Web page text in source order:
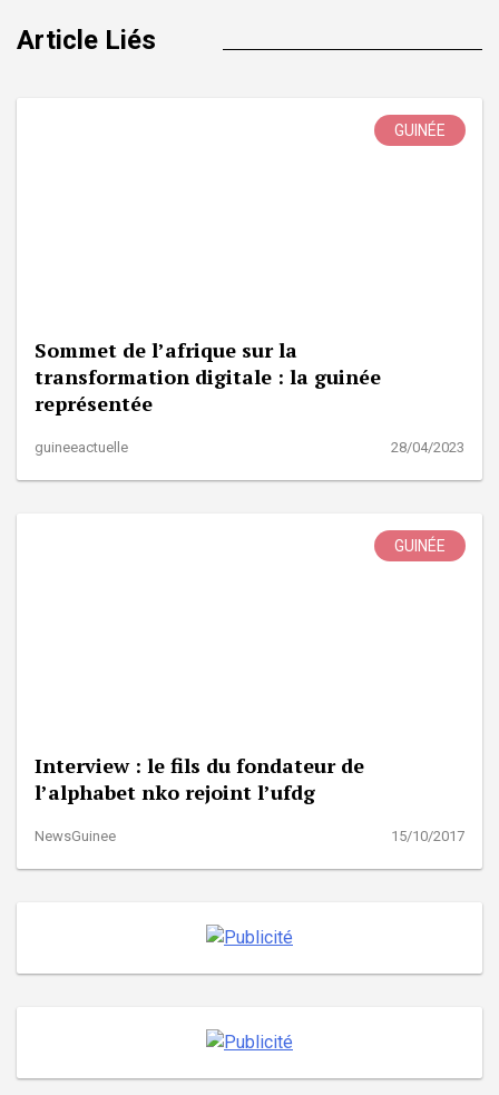
Article Liés
GUINÉE
Sommet de l’afrique sur la
transformation digitale : la guinée
représentée
guineeactuelle 28/04/2023
GUINÉE
Interview : le fils du fondateur de
l’alphabet nko rejoint l’ufdg
NewsGuinee 15/10/2017